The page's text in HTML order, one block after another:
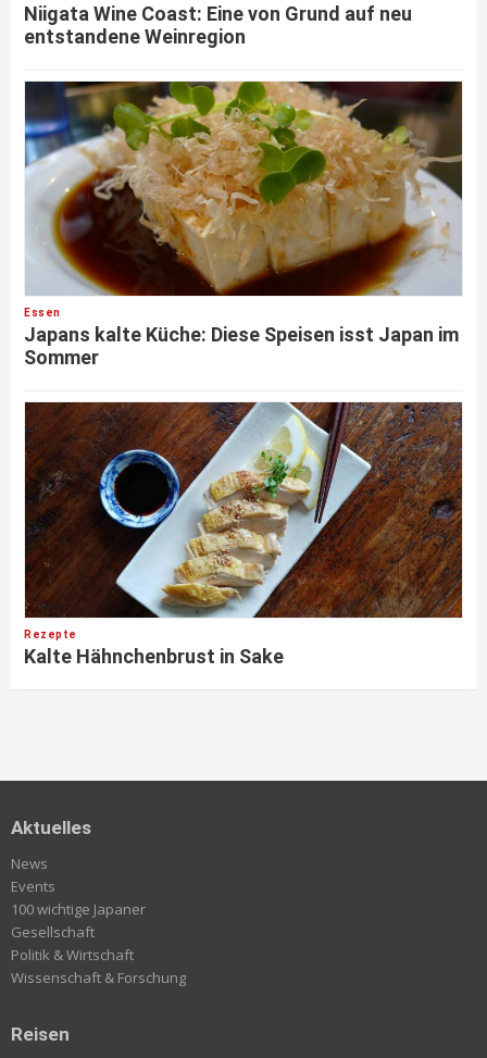
Niigata Wine Coast: Eine von Grund auf neu
entstandene Weinregion
Essen
Japans kalte Küche: Diese Speisen isst Japan im
Sommer
Rezepte
Kalte Hähnchenbrust in Sake
Aktuelles
News
Events
100 wichtige Japaner
Gesellschaft
Politik & Wirtschaft
Wissenschaft & Forschung
Reisen